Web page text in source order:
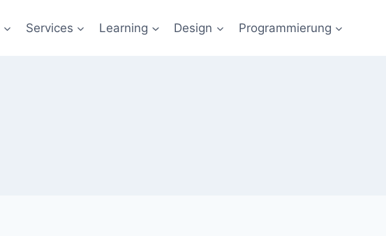
Services Learning Design Programmierung